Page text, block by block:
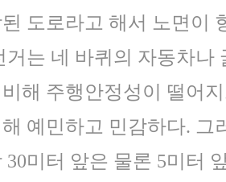
도로라고 해서 노면이
거는 네 바퀴의 자동차나
해 주행안정성이 떨어
예민하고 민감하다. 그
30미터 앞은 물론 5미터